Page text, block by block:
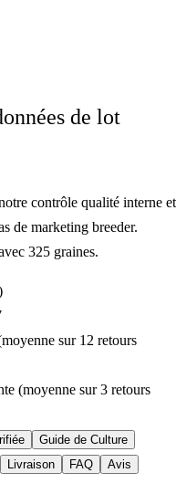
de lot
contrôle qualité interne et
de marketing breeder.
325 graines.
sur 12 retours
(moyenne sur3 retours
Guide de Culture
Livraison FAQ Avis